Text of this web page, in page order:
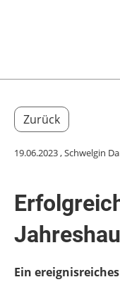
Zurück
19.06.2023, Schwelgin
Ein